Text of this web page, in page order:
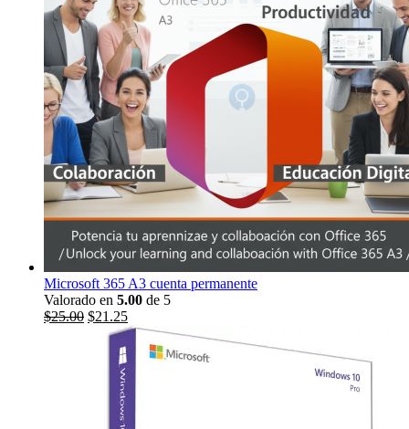
Microsoft 365 A3 cuenta permanente
Valorado en 5.00 de 5
El
$25.00El
precio
$25.00.
$21.25